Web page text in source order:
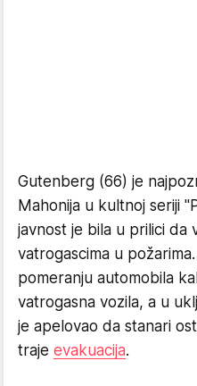
Gutenberg (66) je
Mahonija u kultnoj seriji
javnost je bila u prilici da
vatrogascima u
pomeranju automobila
vatrogasna vozila, a u
je apelovao da stanari
traje evakuacija.